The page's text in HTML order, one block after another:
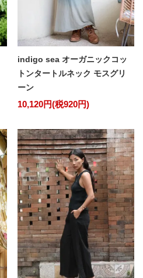
indigo sea オーガニックコッ
トンタートルネック モスグリ
ーン
10,120円(税920円)